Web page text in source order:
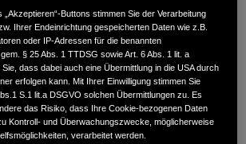
ANFORDERN
„Akzeptieren“-Buttons stimmen Sie der Verarbeitung
Ihrer Endeinrichtung gespeicherten Daten wie z.B.
oder IP-Adressen für die benannten
§ 25 Abs. 1 TTDSG sowie Art. 6 Abs. 1 lit. a
dass dabei auch eine Übermittlung in die USA durch
erfolgen kann. Mit Ihrer Einwilligung stimmen Sie
S.1 lit.a DSGVO solchen Übermittlungen zu. Es
das Risiko, dass Ihre Cookie-bezogenen Daten
Kontroll- und Überwachungszwecke, möglicherweise
verarbeitet werden.